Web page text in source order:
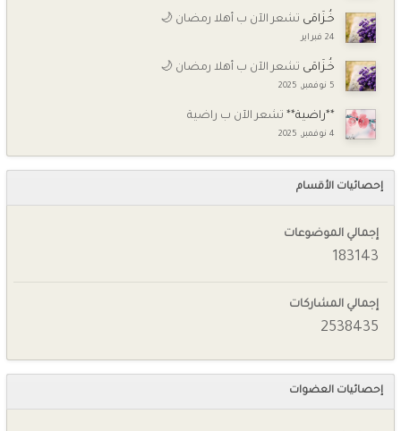
خُـزَامَى تشعر الآن ب أهلا رمضان 🌙
24 فبراير
خُـزَامَى تشعر الآن ب أهلا رمضان 🌙
5 نوفمبر, 2025
**راضية** تشعر الآن ب راضية
4 نوفمبر, 2025
إحصائيات الأقسام
إجمالي الموضوعات
183143
إجمالي المشاركات
2538435
إحصائيات العضوات